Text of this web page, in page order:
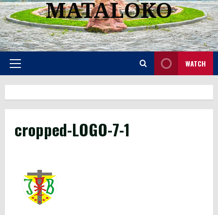
MATALOKO
Primary
WATCH
cropped-LOGO-7-1